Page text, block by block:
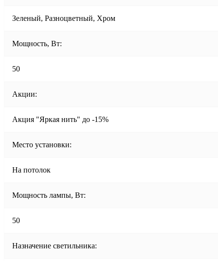
Зеленый, Разноцветный, Хром
Мощность, Вт:
50
Акции:
Акция "Яркая нить" до -15%
Место установки:
На потолок
Мощность лампы, Вт:
50
Назначение светильника: